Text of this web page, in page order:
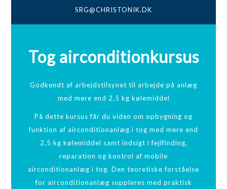
SRG@CHRISTONIK.DK
Tog airconditionkursus
Godkendt af arbejdstilsynet til arbejde på anlæg
med mere end 2,5 kg kølemiddel
På dette kursus får du viden om opbygning og
funktion af airconditionanlæg i tog med mere end
2,5 kg kølemiddel samt indsigt i fejlfinding,
reparation og kontrol af mobile
airconditionanlæg i tog. Den teoretiske forståelse
for airconditionanlæg suppleres med praktisk